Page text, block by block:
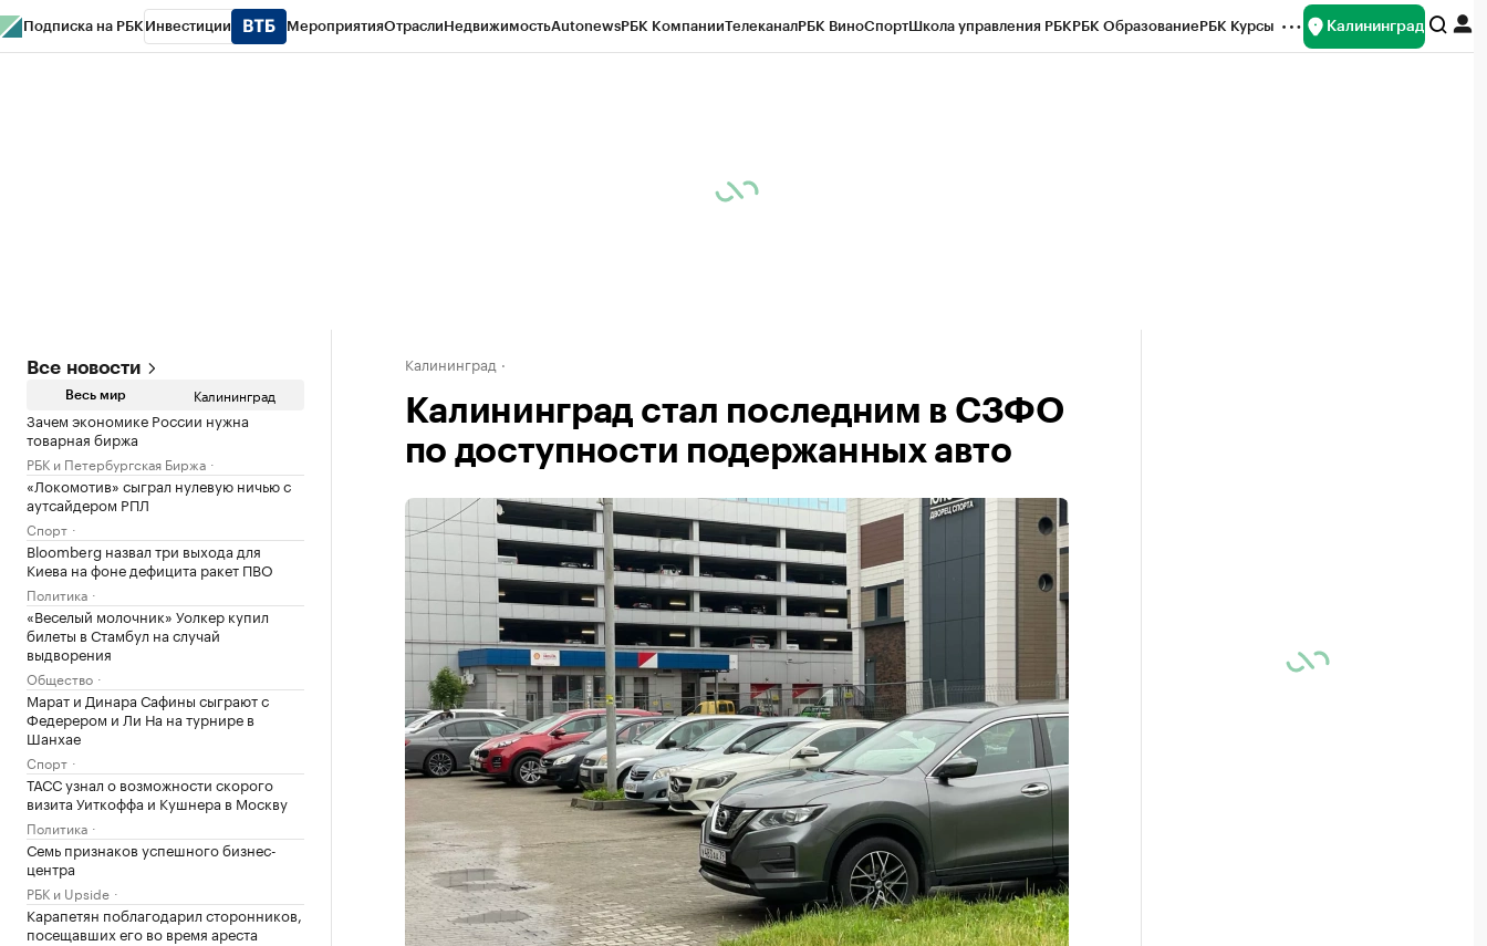
Подписка на РБК Инвестиции МероприятияОтраслиНедвижимостьAutonewsРБК КомпанииТелеканалРБК ВиноСпортШкола управления РБКРБК ОбразованиеРБК Курсы Калининград
Все новости
Весь мир Калининград
Зачем экономике России нужна
товарная биржа
РБК и Петербургская Биржа
«Локомотив» сыграл нулевую ничью с
аутсайдером РПЛ
Спорт
Bloomberg назвал три выхода для
Киева на фоне дефицита ракет ПВО
Политика
«Веселый молочник» Уолкер купил
билеты в Стамбул на случай
выдворения
Общество
Марат и Динара Сафины сыграют с
Федерером и Ли На на турнире в
Шанхае
Спорт
ТАСС узнал о возможности скорого
визита Уиткоффа и Кушнера в Москву
Политика
Семь признаков успешного бизнес-
центра
РБК и Upside
Карапетян поблагодарил сторонников,
посещавших его во время ареста
Калининград
Калининград стал последним в СЗФО
по доступности подержанных авто